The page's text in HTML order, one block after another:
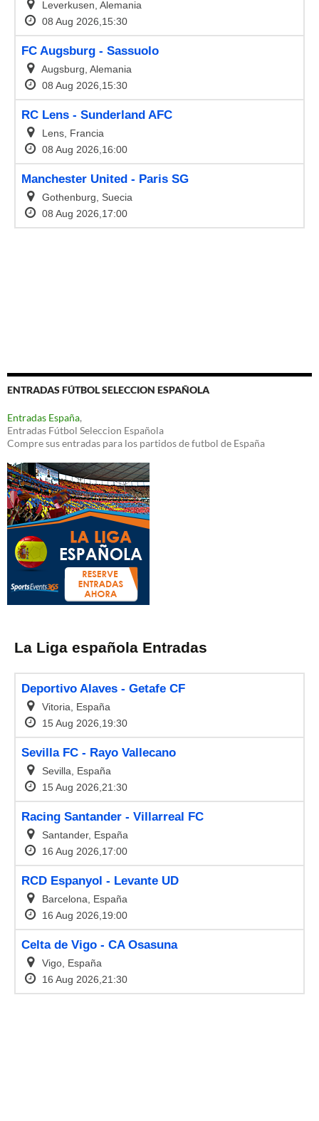
ENTRADAS FÚTBOL SELECCION ESPAÑOLA
Entradas España,
Entradas Fútbol Seleccion Española
Compre sus entradas para los partidos de futbol de España